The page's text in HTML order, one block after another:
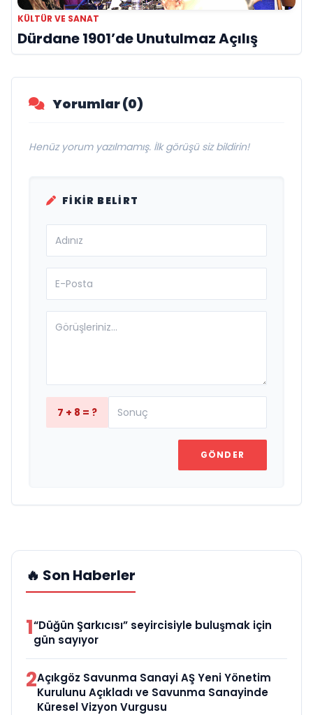
KÜLTÜR VE SANAT
Dürdane 1901’de Unutulmaz Açılış
Yorumlar (0)
Henüz yorum yazılmamış. İlk görüşü siz bildirin!
FIKIR BELIRT
7 + 8 = ?
GÖNDER
🔥 Son Haberler
1“Düğün Şarkıcısı” seyircisiyle buluşmak için
gün sayıyor
2Açıkgöz Savunma Sanayi AŞ Yeni Yönetim
Kurulunu Açıkladı ve Savunma Sanayinde
Küresel Vizyon Vurgusu